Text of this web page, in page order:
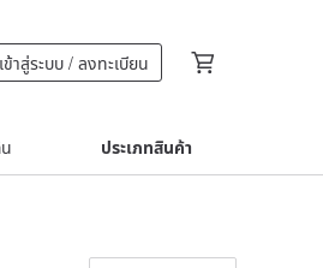
เข้าสู่ระบบ / ลงทะเบียน
ประเภทสินค้า